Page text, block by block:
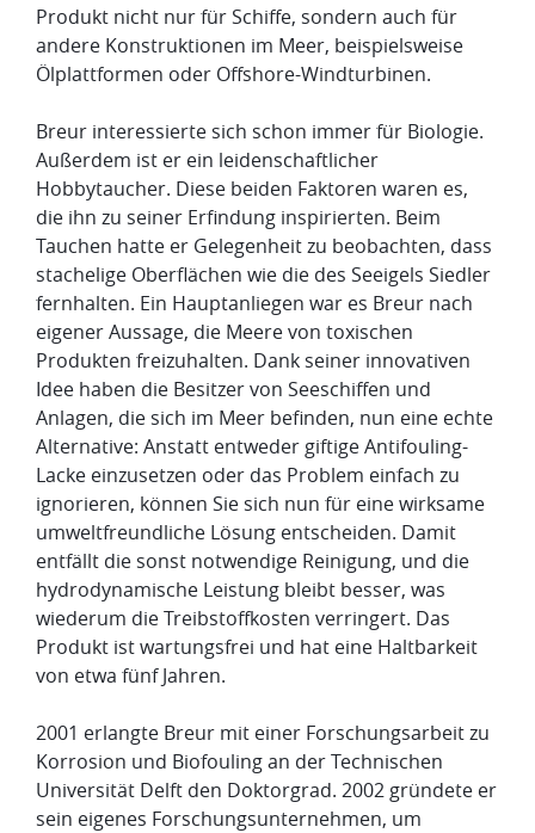
Produkt nicht nur für Schiffe, sondern auch für
andere Konstruktionen im Meer, beispielsweise
Ölplattformen oder Offshore-Windturbinen.
Breur interessierte sich schon immer für Biologie.
Außerdem ist er ein leidenschaftlicher
Hobbytaucher. Diese beiden Faktoren waren es,
die ihn zu seiner Erfindung inspirierten. Beim
Tauchen hatte er Gelegenheit zu beobachten, dass
stachelige Oberflächen wie die des Seeigels Siedler
fernhalten. Ein Hauptanliegen war es Breur nach
eigener Aussage, die Meere von toxischen
Produkten freizuhalten. Dank seiner innovativen
Idee haben die Besitzer von Seeschiffen und
Anlagen, die sich im Meer befinden, nun eine echte
Alternative: Anstatt entweder giftige Antifouling-
Lacke einzusetzen oder das Problem einfach zu
ignorieren, können Sie sich nun für eine wirksame
umweltfreundliche Lösung entscheiden. Damit
entfällt die sonst notwendige Reinigung, und die
hydrodynamische Leistung bleibt besser, was
wiederum die Treibstoffkosten verringert. Das
Produkt ist wartungsfrei und hat eine Haltbarkeit
von etwa fünf Jahren.
2001 erlangte Breur mit einer Forschungsarbeit zu
Korrosion und Biofouling an der Technischen
Universität Delft den Doktorgrad. 2002 gründete er
sein eigenes Forschungsunternehmen, um